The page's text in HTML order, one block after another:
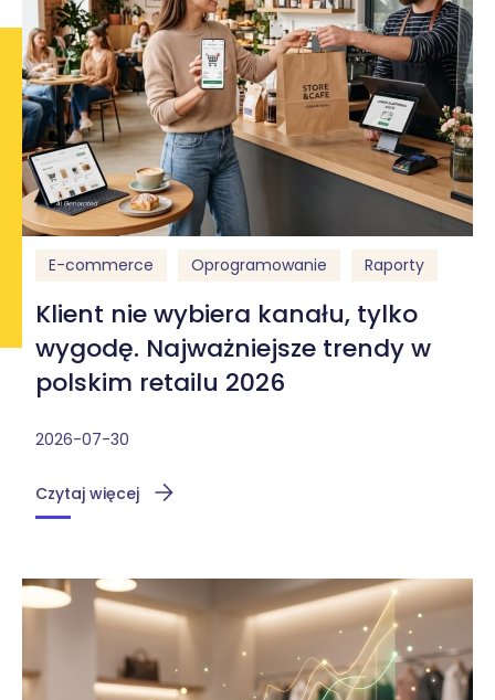
E-commerce Oprogramowanie Raporty
Klient nie wybiera kanału, tylko
wygodę. Najważniejsze trendy w
polskim retailu 2026
2026-07-30
Czytaj więcej